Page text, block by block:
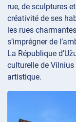
rue, de sculptures
créativité de ses
les rues
s’imprégner de
La République
culturelle de
artistique.